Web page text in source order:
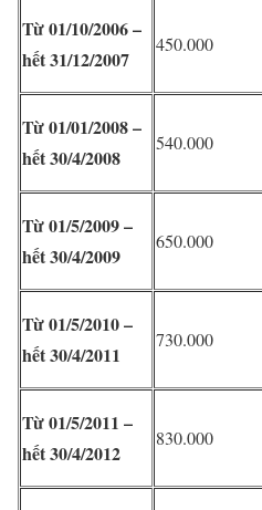
Từ 01/10/2006 –
hết 31/12/2007
450.000
Từ 01/01/2008 –
hết 30/4/2008
540.000
Từ 01/5/2009 –
hết 30/4/2009
650.000
Từ 01/5/2010 –
hết 30/4/2011
730.000
Từ 01/5/2011 –
hết 30/4/2012
830.000